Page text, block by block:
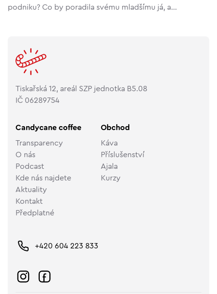
podniku? Co by poradila svému mladšímu já, a...
Tiskařská 12, areál SZP jednotka B5.08
IČ 06289754
Candycane coffee
Transparency
O nás
Podcast
Kde nás najdete
Aktuality
Kontakt
Předplatné
Obchod
Káva
Příslušenství
Ajala
Kurzy
+420 604 223 833